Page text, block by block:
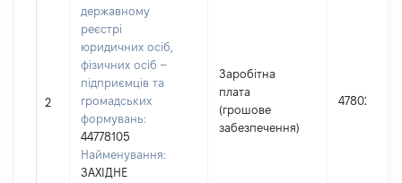
2
державному
реєстрі
юридичних осіб,
фізичних осіб –
підприємців та
громадських
формувань:
44778105
Найменування:
ЗАХІДНЕ
Заробітна
плата
(грошове
забезпечення)
47802